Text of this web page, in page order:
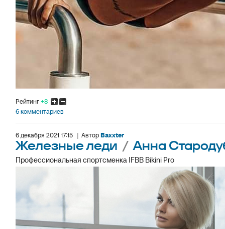
Рейтинг+8
6 комментариев
6 декабря 2021 17:15 | АвторBaxxter
Железные леди / Анна
Профессиональная спортсменка IFBB Bikini Pro